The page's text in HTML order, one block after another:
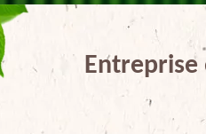
Entreprise